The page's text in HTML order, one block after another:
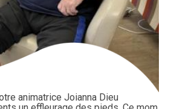
animatrice Joianna Dieu